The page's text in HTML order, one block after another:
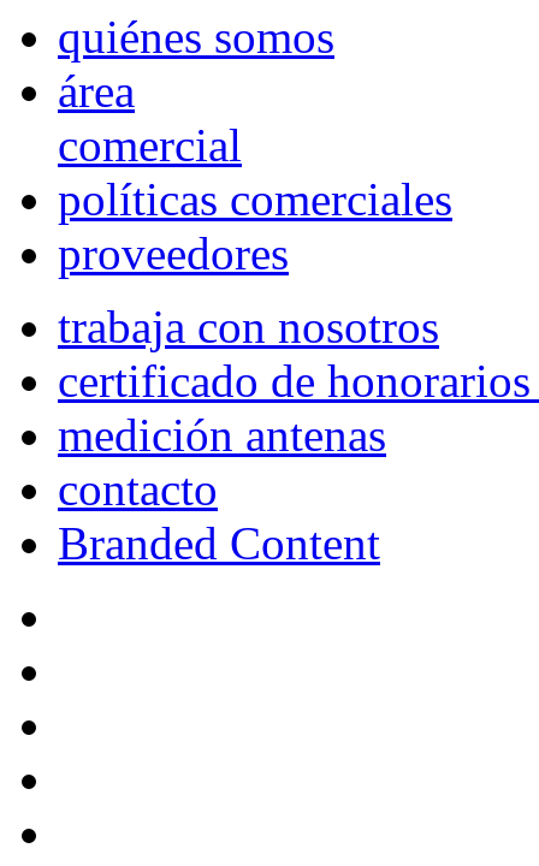
quiénes somos
área
comercial
políticas comerciales
proveedores
trabaja con nosotros
certificado de
medición antenas
contacto
Branded Content